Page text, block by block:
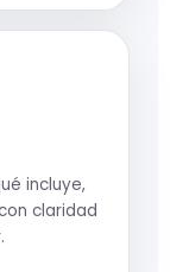
incluye,
claridad